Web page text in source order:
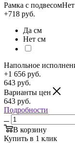
Рамка с подвесомНет
+718 руб.
Да см
Нет см
Напольное
+1 656 руб.
643 руб.
Варианты цен
643 руб.
Подробности
В корзину
Купить в 1 клик